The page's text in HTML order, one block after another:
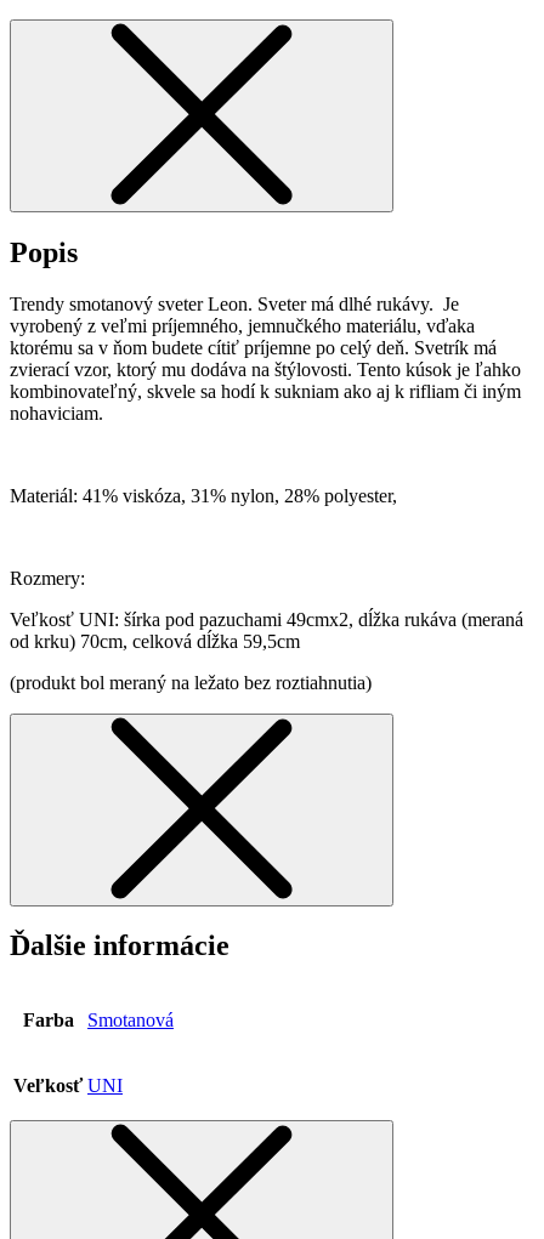
Popis
Trendy smotanový sveter Leon. Sveter má dlhé rukávy. Je
vyrobený z veľmi príjemného, jemnučkého materiálu, vďaka
ktorému sa v ňom budete cítiť príjemne po celý deň. Svetrík má
zvierací vzor, ktorý mu dodáva na štýlovosti. Tento kúsok je ľahko
kombinovateľný, skvele sa hodí k sukniam ako aj k rifliam či iným
nohaviciam.
Materiál: 41% viskóza, 31% nylon, 28% polyester,
Rozmery:
Veľkosť UNI: šírka pod pazuchami 49cmx2, dĺžka rukáva (meraná
od krku) 70cm, celková dĺžka 59,5cm
(produkt bol meraný na ležato bez roztiahnutia)
Ďalšie informácie
Farba Smotanová
Veľkosť UNI